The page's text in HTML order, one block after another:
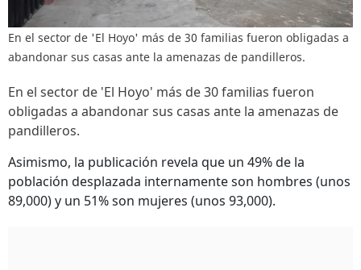
En el sector de 'El Hoyo' más de 30 familias fueron obligadas a
abandonar sus casas ante la amenazas de pandilleros.
En el sector de 'El Hoyo' más de 30 familias fueron
obligadas a abandonar sus casas ante la amenazas de
pandilleros.
Asimismo, la publicación revela que un 49% de la
población desplazada internamente son hombres (unos
89,000) y un 51% son mujeres (unos 93,000).